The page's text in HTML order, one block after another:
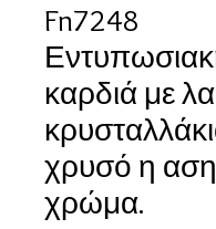
Fn7248
καρδιά με
χρυσό η
χρώμα.